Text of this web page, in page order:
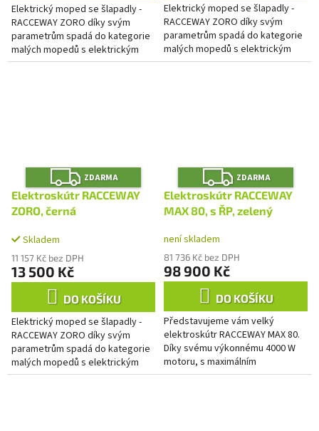
Elektrický moped se šlapadly -
RACCEWAY ZORO díky svým
parametrům spadá do kategorie
malých mopedů s elektrickým
pohonem a šlapadly. Užijte si
Elektrický moped se šlapadly -
RACCEWAY ZORO díky svým
parametrům spadá do kategorie
malých mopedů s elektrickým
pohonem a šlapadly. Užijte si
Z
D
A
R
ZDARMA
Elektroskútr RACCEWAY
ZORO, černá
Skladem
11 157 Kč bez DPH
13 500 Kč
DO KOŠÍKU
Elektrický moped se šlapadly -
RACCEWAY ZORO díky svým
parametrům spadá do kategorie
malých mopedů s elektrickým
pohonem a šlapadly. Užijte si
Z
D
A
R
M
A
ZDARMA
Elektroskútr RACCEWAY
MAX 80, s ŘP, zelený
není skladem
81 736 Kč bez DPH
98 900 Kč
DO KOŠÍKU
Představujeme vám velký
elektroskútr RACCEWAY MAX 80.
Díky svému výkonnému 4000 W
motoru, s maximálním
krátkodobým výkonem až 9000